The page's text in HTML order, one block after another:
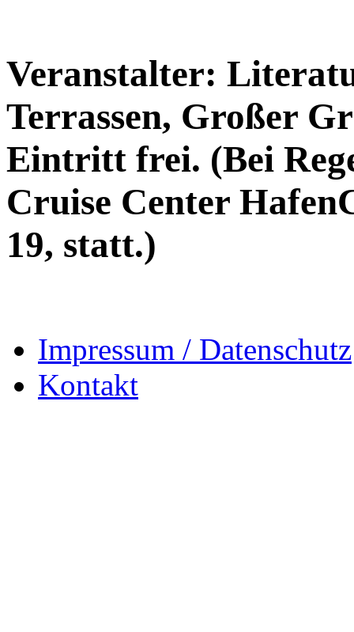
Veranstalter:
Terrassen, Großer
Eintritt frei. (Bei
Cruise Center
19, statt.)
Impressum / Datenschutz
Kontakt